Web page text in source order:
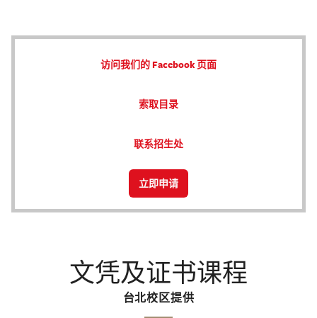
访问我们的 Facebook 页面
索取目录
联系招生处
立即申请
文凭及证书课程
台北校区提供